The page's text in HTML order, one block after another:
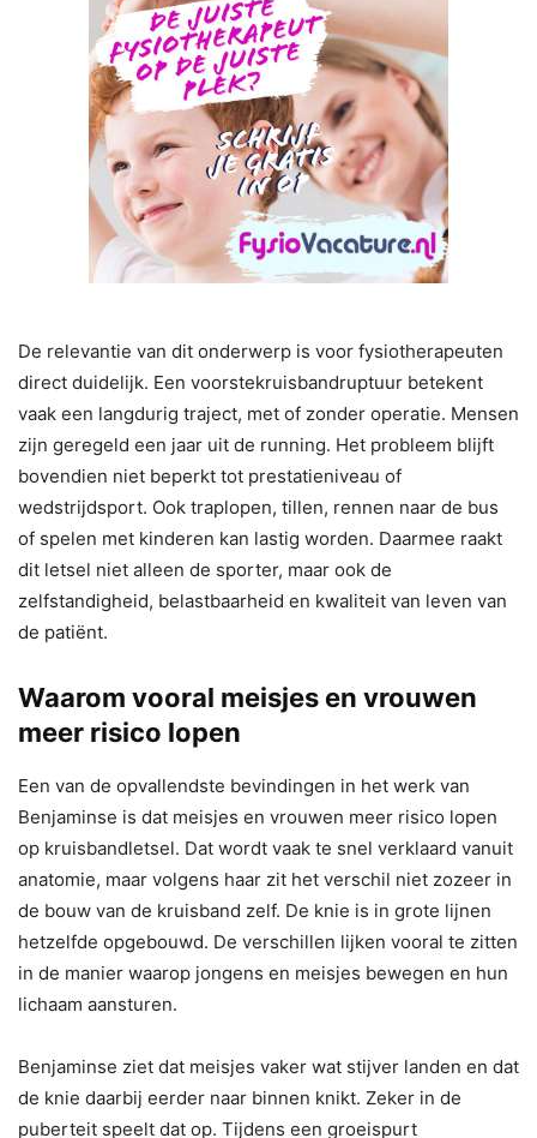
De relevantie van dit onderwerp is voor fysiotherapeuten
direct duidelijk. Een voorstekruisbandruptuur betekent
vaak een langdurig traject, met of zonder operatie. Mensen
zijn geregeld een jaar uit de running. Het probleem blijft
bovendien niet beperkt tot prestatieniveau of
wedstrijdsport. Ook traplopen, tillen, rennen naar de bus
of spelen met kinderen kan lastig worden. Daarmee raakt
dit letsel niet alleen de sporter, maar ook de
zelfstandigheid, belastbaarheid en kwaliteit van leven van
de patiënt.
Waarom vooral meisjes en vrouwen
meer risico lopen
Een van de opvallendste bevindingen in het werk van
Benjaminse is dat meisjes en vrouwen meer risico lopen
op kruisbandletsel. Dat wordt vaak te snel verklaard vanuit
anatomie, maar volgens haar zit het verschil niet zozeer in
de bouw van de kruisband zelf. De knie is in grote lijnen
hetzelfde opgebouwd. De verschillen lijken vooral te zitten
in de manier waarop jongens en meisjes bewegen en hun
lichaam aansturen.
Benjaminse ziet dat meisjes vaker wat stijver landen en dat
de knie daarbij eerder naar binnen knikt. Zeker in de
puberteit speelt dat op. Tijdens een groeispurt